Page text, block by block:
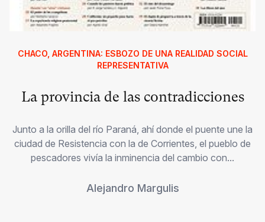
CHACO, ARGENTINA: ESBOZO DE UNA REALIDAD SOCIAL
REPRESENTATIVA
La provincia de las contradicciones
Junto a la orilla del río Paraná, ahí donde el puente une la
ciudad de Resistencia con la de Corrientes, el pueblo de
pescadores vivía la inminencia del cambio con...
Alejandro Margulis